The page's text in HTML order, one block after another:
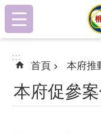
跳到主要內容區塊
:::
:::
首頁 本府推
本府促參